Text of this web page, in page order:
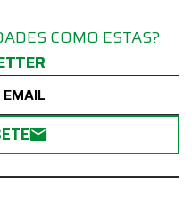
COMO ESTAS?